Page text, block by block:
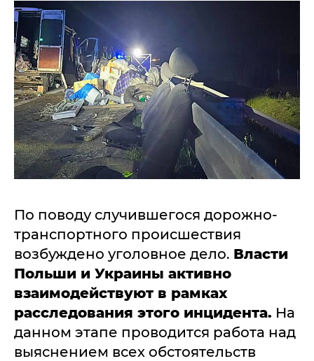
По поводу случившегося дорожно-
транспортного происшествия
возбуждено уголовное дело. Власти
Польши и Украины активно
взаимодействуют в рамках
расследования этого инцидента. На
данном этапе проводится работа над
выяснением всех обстоятельств